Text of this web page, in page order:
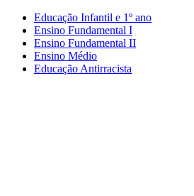
Educação Infantil e 1º ano
Ensino Fundamental I
Ensino Fundamental II
Ensino Médio
Educação Antirracista